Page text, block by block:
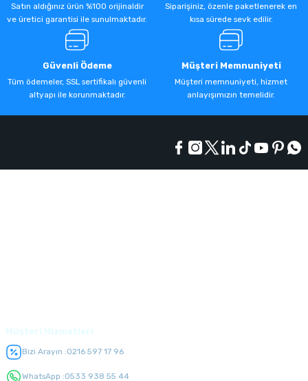
Satın aldığınız ürün %100 orijinaldir
ve üretici garantisi ile sunulmaktadır.
Siparişiniz, özenle paketlenerek en
kısa sürede sevk edilir.
Güvenli Ödeme
Tüm ödemeler, SSL sertifikalı güvenli
altyapı ile korunmaktadır.
Müşteri Memnuniyeti
Müşteri memnuniyeti, hizmet
anlayışımızın temelidir.
Bizi Arayın :0216 597 17 96
WhatsApp :0533 938 55 44